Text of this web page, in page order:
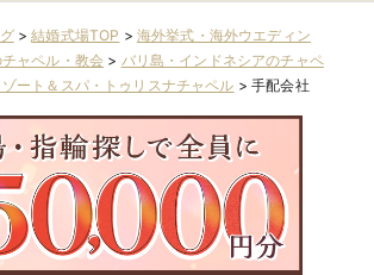
>結婚式場TOP > 海外挙式・海外ウエディン
ャペル・教会 > バリ島・インドネシアのチャペ
ート＆スパ・トゥリスナチャペル >手配会社